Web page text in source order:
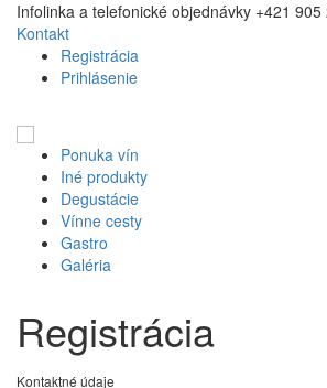
Infolinka a telefonické objednávky +421 905
Kontakt
Registrácia
Prihlásenie
Ponuka vín
Iné produkty
Degustácie
Vínne cesty
Gastro
Galéria
Registrácia
Kontaktné údaje